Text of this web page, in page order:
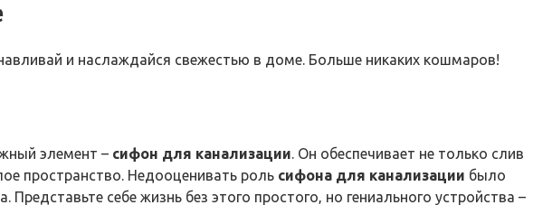
и наслаждайся свежестью в доме. Больше никаких кошмаров!
элемент – сифон для канализации. Он обеспечивает не только слив
пространство. Недооценивать роль сифона для канализации было
себе жизнь без этого простого‚ но гениального устройства –